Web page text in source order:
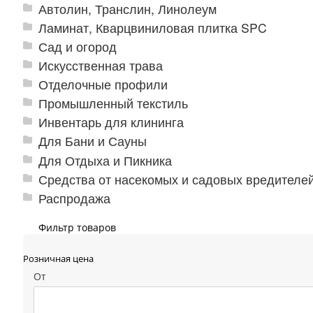
Фильтр товаров
Розничная цена
От
Автолин, Транслин, Линолеум
Ламинат, Кварцвиниловая плитка SPC
Сад и огород
Искусственная трава
Отделочные профили
Промышленный текстиль
Инвентарь для клининга
Для Бани и Сауны
Для Отдыха и Пикника
Средства от насекомых и садовых
Распродажа